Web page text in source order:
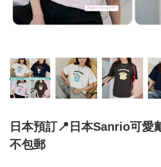
日本預訂📍日本Sanrio可愛
不包郵